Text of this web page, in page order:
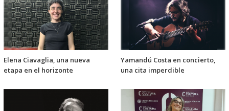
Elena Ciavaglia, una nueva
etapa en el horizonte
Yamandú Costa en concierto,
una cita imperdible